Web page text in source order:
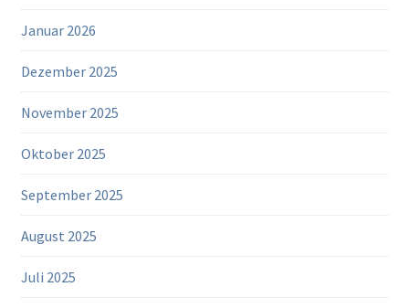
Januar 2026
Dezember 2025
November 2025
Oktober 2025
September 2025
August 2025
Juli 2025